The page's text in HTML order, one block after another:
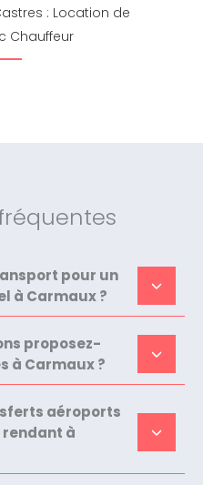
: Location de
Chauffeur
pour un
à Carmaux ?
proposez-
à Carmaux ?
aéroports
à